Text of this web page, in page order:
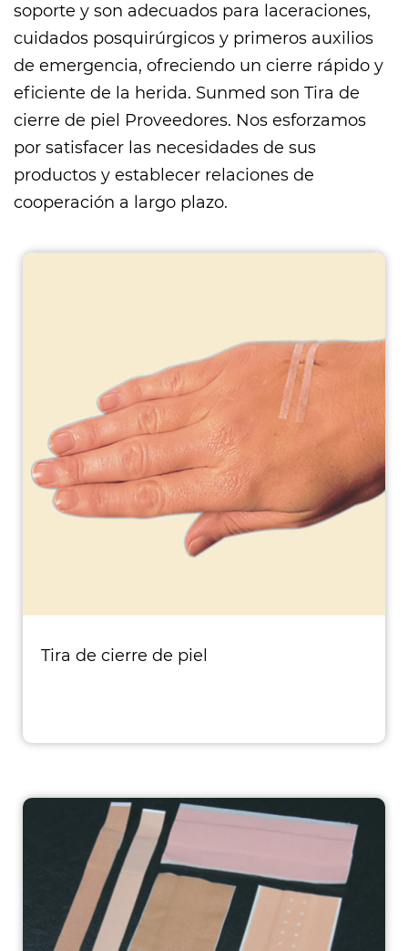
soporte y son adecuados para laceraciones,
cuidados posquirúrgicos y primeros auxilios
de emergencia, ofreciendo un cierre rápido y
eficiente de la herida. Sunmed son Tira de
cierre de piel Proveedores. Nos esforzamos
por satisfacer las necesidades de sus
productos y establecer relaciones de
cooperación a largo plazo.
Tira de cierre de piel